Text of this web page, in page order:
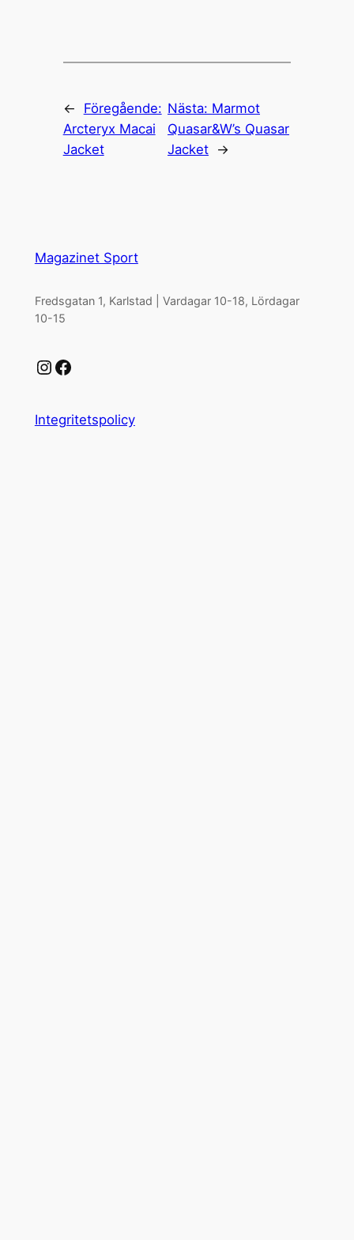
←
Föregående:
Arcteryx Macai
Jacket
Nästa: Marmot
Quasar&W’s Quasar
Jacket →
Magazinet Sport
Fredsgatan 1, Karlstad | Vardagar 10-18, Lördagar
10-15
Instagram Facebook
Integritetspolicy